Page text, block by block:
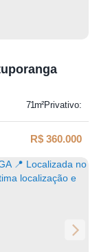
R$ 360.000
Privativo:
71m²